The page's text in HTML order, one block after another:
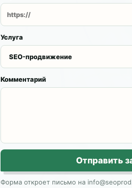
Услуга
Комментарий
Отправить
Форма откроет письмо на